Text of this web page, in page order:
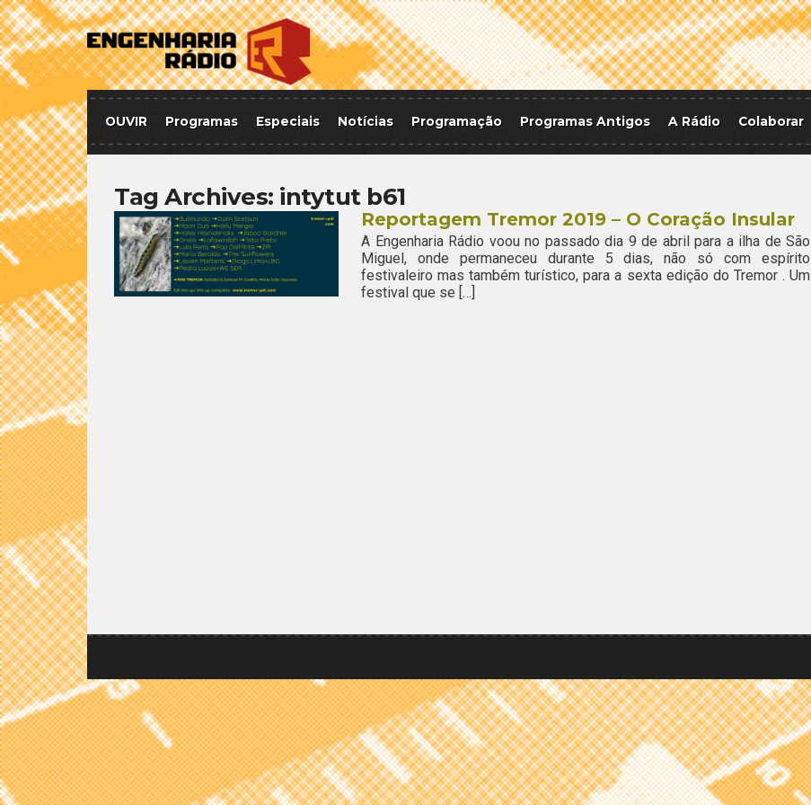
OUVIR Programas Especiais Notícias Programação Programas Antigos A Rádio Colaborar
Tag Archives: intytut b61
Reportagem Tremor 2019 – O Coração Insular
A Engenharia Rádio voou no passado dia 9 de abril para a ilha de São
Miguel, onde permaneceu durante 5 dias, não só com espírito
festivaleiro mas também turístico, para a sexta edição do Tremor . Um
festival que se […]